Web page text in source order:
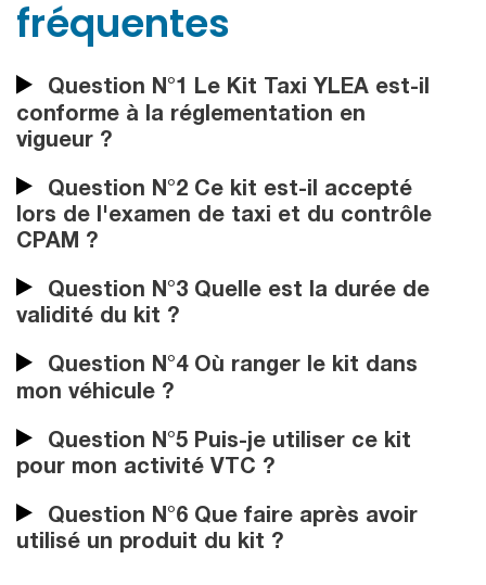
fréquentes
Question N°1 Le Kit Taxi YLEA est-il
conforme à la réglementation en
vigueur ?
Question N°2 Ce kit est-il accepté
lors de l'examen de taxi et du contrôle
CPAM ?
Question N°3 Quelle est la durée de
validité du kit ?
Question N°4 Où ranger le kit dans
mon véhicule ?
Question N°5 Puis-je utiliser ce kit
pour mon activité VTC ?
Question N°6 Que faire après avoir
utilisé un produit du kit ?